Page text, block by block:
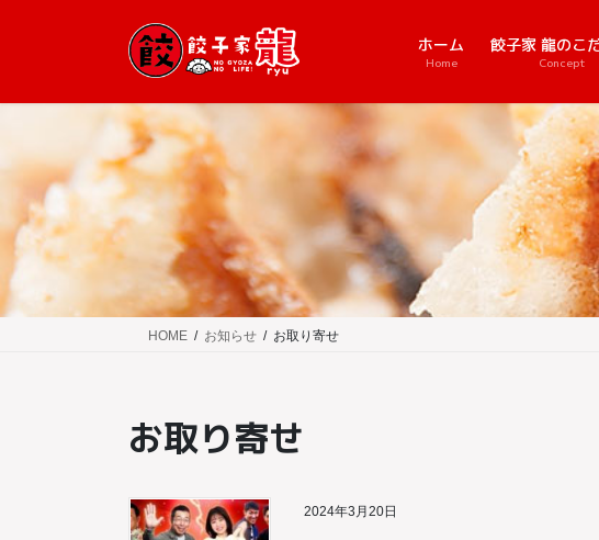
移
ン
ホーム
Home
餃子家 龍のこ
Concept
HOME お知らせ お取り寄せ
お取り寄せ
2024年3月20日